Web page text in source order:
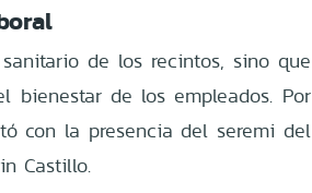
de los recintos, sino que
bienestar de los empleados. Por
con la presencia del seremi del
Castillo.